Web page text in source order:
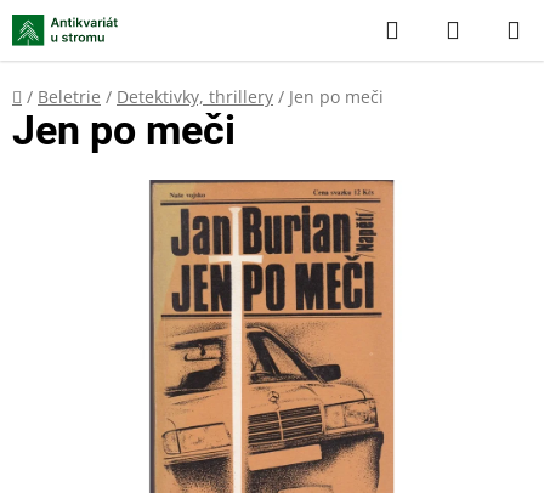
Přejít
na
obsah
Hledat
KOŠÍK
Domů
/ Beletrie / Detektivky, thrillery / Jen po meči
Jen po meči